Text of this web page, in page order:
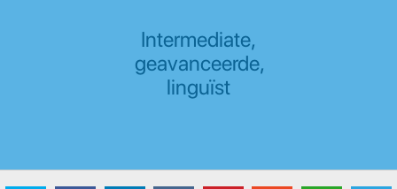
Intermediate,
geavanceerde,
linguïst